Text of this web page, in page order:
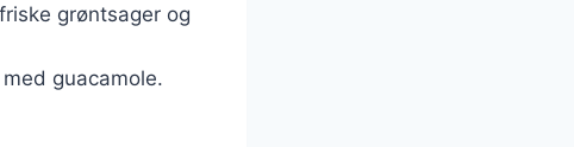
grøntsager og
guacamole.